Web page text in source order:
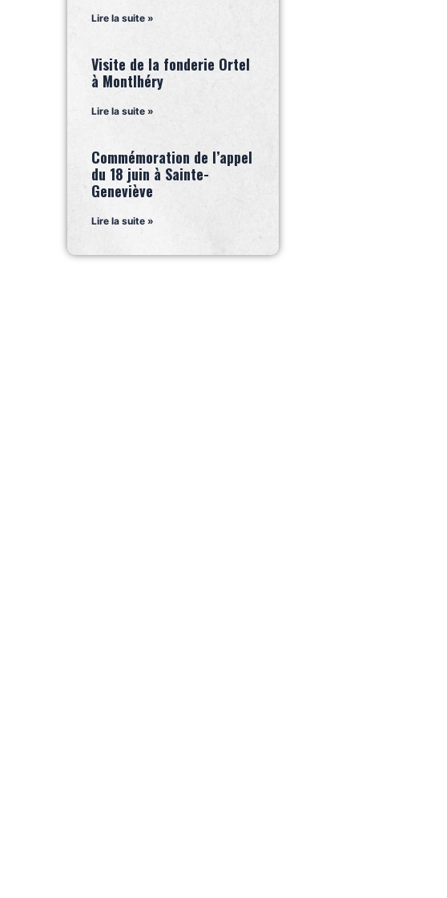
Lire la suite »
Visite de la fonderie Ortel
à Montlhéry
Lire la suite »
Commémoration de l’appel
du 18 juin à Sainte-
Geneviève
Lire la suite »